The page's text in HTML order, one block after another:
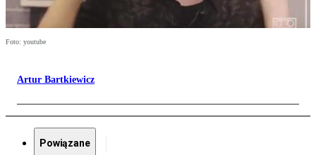
Foto: youtube
Artur Bartkiewicz
Powiązane